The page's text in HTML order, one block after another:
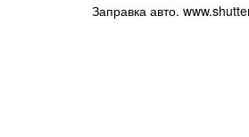
Заправка авто.